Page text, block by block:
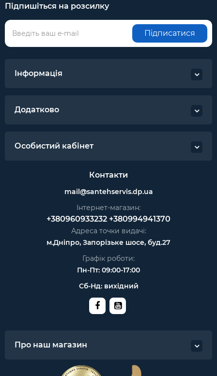
Підпишіться на розсилку
Підписатися
Інформація
Додатково
Особистий кабінет
Контакти
mail@santehservis.dp.ua
Інтернет-магазин:
+380960933232 +380994941370
Адреса точки видачі:
м.Дніпро, Запорізьке шосе, буд.27
Графік роботи:
Пн-Пт: 09:00-17:00
Сб-Нд: вихідний
Про наш магазин